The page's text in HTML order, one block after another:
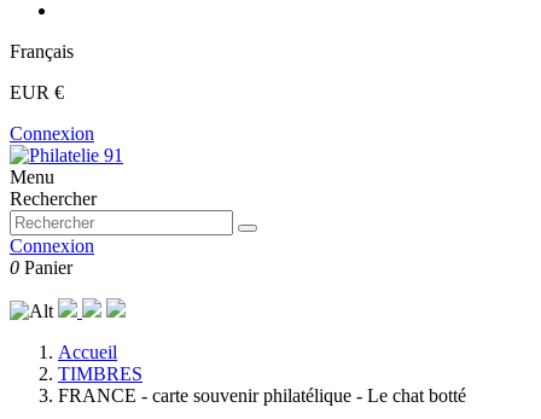
Français
EUR €
Connexion
Menu
Rechercher
Connexion
0 Panier
Accueil
TIMBRES
FRANCE - carte souvenir philatélique - Le chat botté